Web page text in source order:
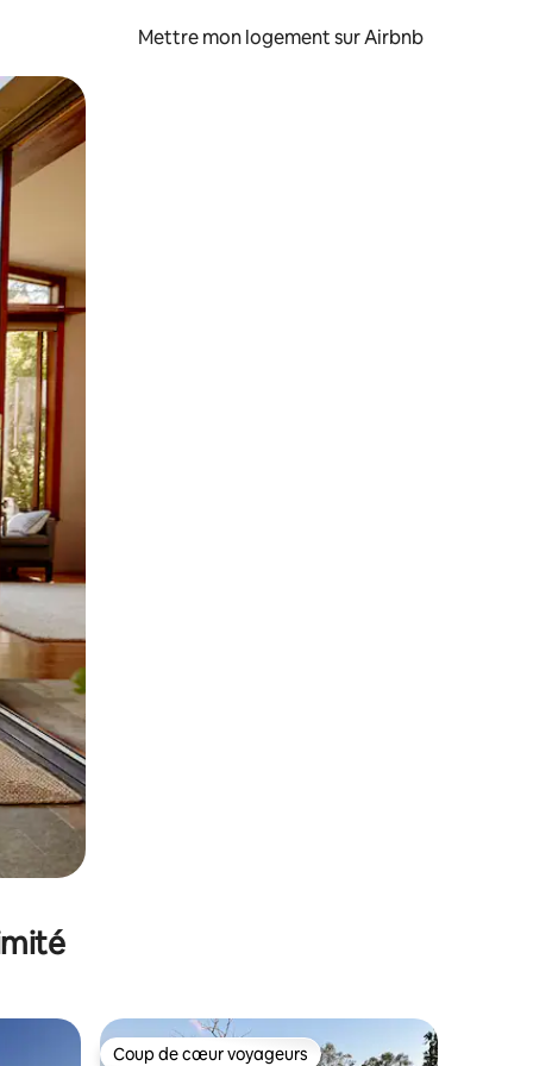
Mettre mon logement sur Airbnb
glisser.
Coup de cœur voyageurs